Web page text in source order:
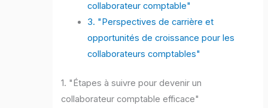
collaborateur comptable"
3. "Perspectives de carrière et
opportunités de croissance pour les
collaborateurs comptables"
1. "Étapes à suivre pour devenir un
collaborateur comptable efficace"